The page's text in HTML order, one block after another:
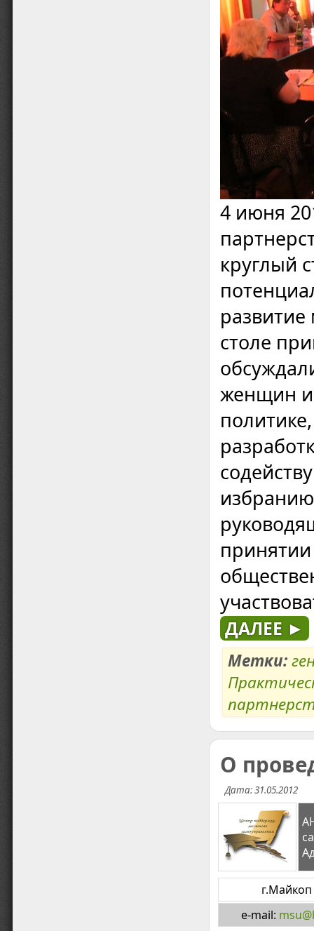
4 июня
круглый
развитие
столе
женщин
ДАЛЕЕ ►
Метки:
О
Дата: 31.05.2012
г.Майкоп
e-mail: